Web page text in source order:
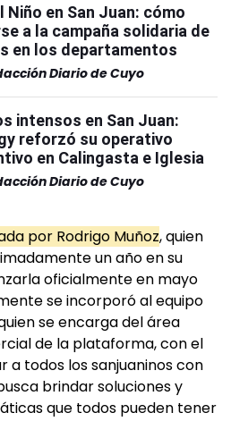
Niño en San Juan: cómo
a la campaña solidaria de
en los departamentos
Diario de Cuyo
intensos en San Juan:
reforzó su operativo
en Calingasta e Iglesia
Diario de Cuyo
por Rodrigo Muñoz, quien
un año en su
oficialmente en mayo
se incorporó al equipo
se encarga del área
de la plataforma, con el
a todos los sanjuaninos con
brindar soluciones y
que todos pueden tener